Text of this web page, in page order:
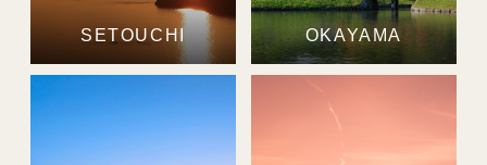
SETOUCHI OKAYAMA